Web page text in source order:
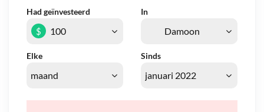
Had geïnvesteerd In
Elke Sinds
$